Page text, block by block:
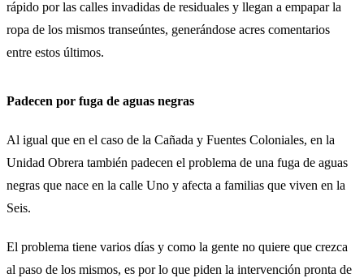
rápido por las calles invadidas de residuales y llegan a empapar la
ropa de los mismos transeúntes, generándose acres comentarios
entre estos últimos.
Padecen por fuga de aguas negras
Al igual que en el caso de la Cañada y Fuentes Coloniales, en la
Unidad Obrera también padecen el problema de una fuga de aguas
negras que nace en la calle Uno y afecta a familias que viven en la
Seis.
El problema tiene varios días y como la gente no quiere que crezca
al paso de los mismos, es por lo que piden la intervención pronta de